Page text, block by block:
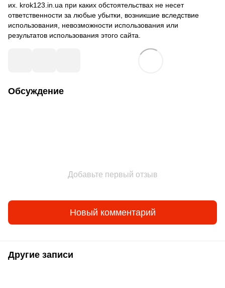
их. krok123.in.ua при каких обстоятельствах не несет
ответственности за любые убытки, возникшие вследствие
использования, невозможности использования или
результатов использования этого сайта.
Обсуждение
Добавьте первый отзыв
Новый комментарий
Другие записи